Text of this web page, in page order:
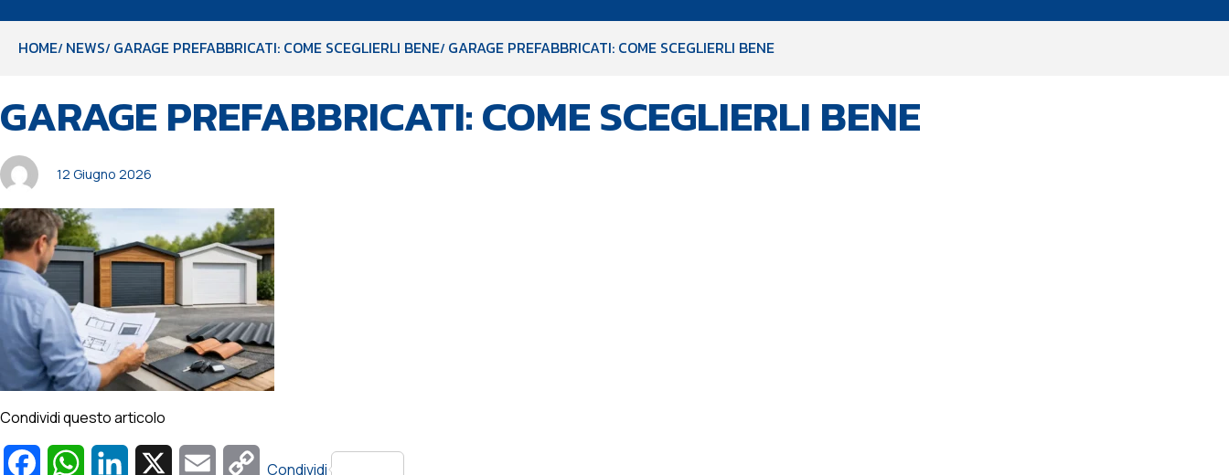
HOME NEWS GARAGE PREFABBRICATI: COME SCEGLIERLI BENE GARAGE PREFABBRICATI: COME SCEGLIERLI BENE
IN:
GARAGE PREFABBRICATI: COME SCEGLIERLI BENE
il:
12 Giugno 2026
Condividi questo articolo
FacebookWhatsAppLinkedIn Email
Copy
Condividi